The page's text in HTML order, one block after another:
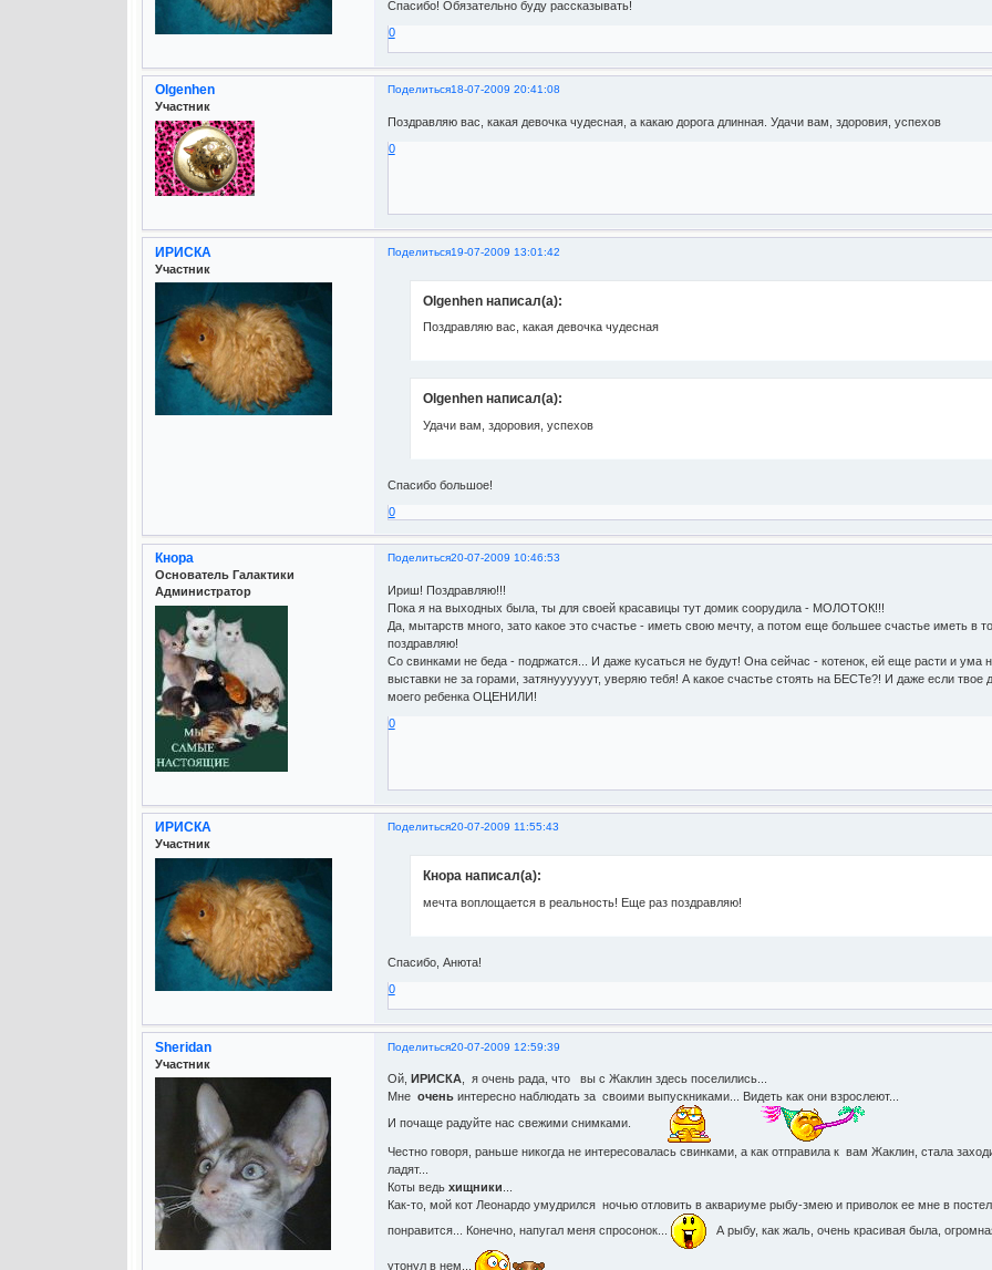
Спасибо! Обязательно буду рассказывать!
0
Поделиться18-07-2009 20:41:08
Olgenhen
Участник
Поздравляю вас, какая девочка чудесная, а какаю дорога длинная. Удачи вам, здоровия, успехов
0
Поделиться19-07-2009 13:01:42
ИРИСКА
Участник
Olgenhen написал(а):
Поздравляю вас, какая девочка чудесная
Olgenhen написал(а):
Удачи вам, здоровия, успехов
Спасибо большое!
0
Поделиться20-07-2009 10:46:53
Кнора
Основатель Галактики
Администратор
Ириш! Поздравляю!!!
Пока я на выходных была, ты для своей красавицы тут домик соорудила - МОЛОТОК!!!
Да, мытарств много, зато какое это счастье - иметь свою мечту, а потом еще большее счастье иметь в
поздравляю!
Со свинками не беда - подржатся... И даже кусаться не будут! Она сейчас - котенок, ей еще расти и ума
выставки не за горами, затянуууууут, уверяю тебя! А какое счастье стоять на БЕСТе?! И даже если твое
моего ребенка ОЦЕНИЛИ!
0
Поделиться20-07-2009 11:55:43
ИРИСКА
Участник
Кнора написал(а):
мечта воплощается в реальность! Еще раз поздравляю!
Спасибо, Анюта!
0
Поделиться20-07-2009 12:59:39
Sheridan
Участник
Ой,
ИРИСКА, я очень рада, что вы с Жаклин здесь поселились...
Мне оченьинтересно наблюдать за своими выпускниками... Видеть как они взрослеют...
И почаще радуйте нас свежими снимками.
Честно говоря, раньше никогда не интересовалась свинками, а как отправила к вам Жаклин, стала
ладят...
Коты ведь хищники
Как-то, мой кот Леонардо умудрился ночью отловить в аквариуме рыбу-змею и приволок ее мне в
понравится... Конечно, напугал меня спросонок...
А рыбу, как жаль, очень красивая была,
утонул в нем...